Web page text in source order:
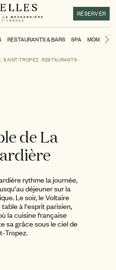
RÉSERVER
RESTAURANTS & BARS SPA MOMENTS
SAINT-TROPEZ RESTAURANTS
de La
rythme la journée,
déjeuner sur la
Le soir, le Voltaire
table à l'esprit parisien,
la cuisine française
sa grâce sous le ciel de
Tropez.